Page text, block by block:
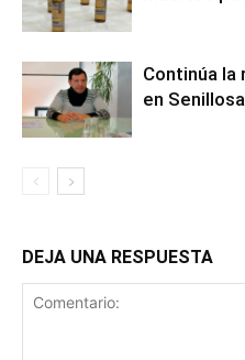
Continúa
en Senillosa
DEJA UNA RESPUESTA